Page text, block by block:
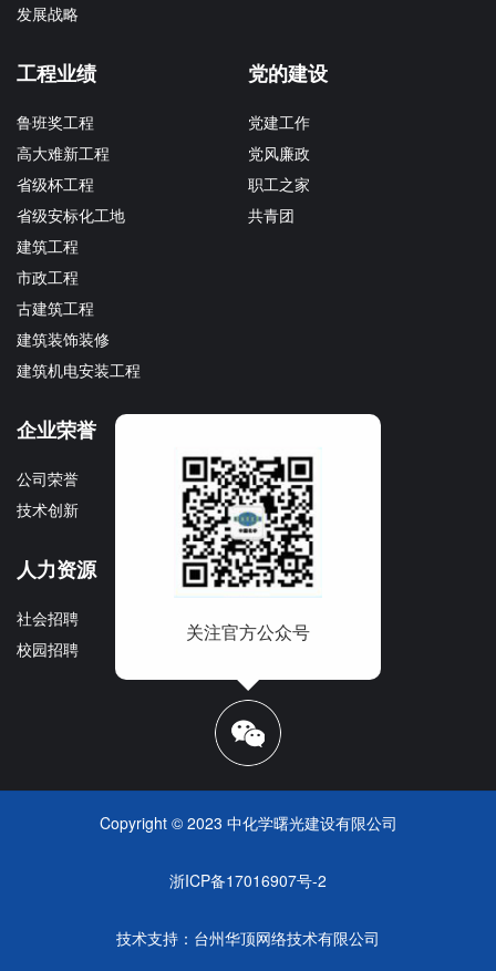
发展战略
工程业绩
鲁班奖工程
高大难新工程
省级杯工程
省级安标化工地
建筑工程
市政工程
古建筑工程
建筑装饰装修
建筑机电安装工程
党的建设
党建工作
党风廉政
职工之家
共青团
企业荣誉
公司荣誉
技术创新
文化理念
企业宣传册
人力资源
社会招聘
校园招聘
关注官方公众号
Copyright © 2023 中化学曙光建设有限公司
浙ICP备17016907号-2
技术支持： 台州华顶网络技术有限公司